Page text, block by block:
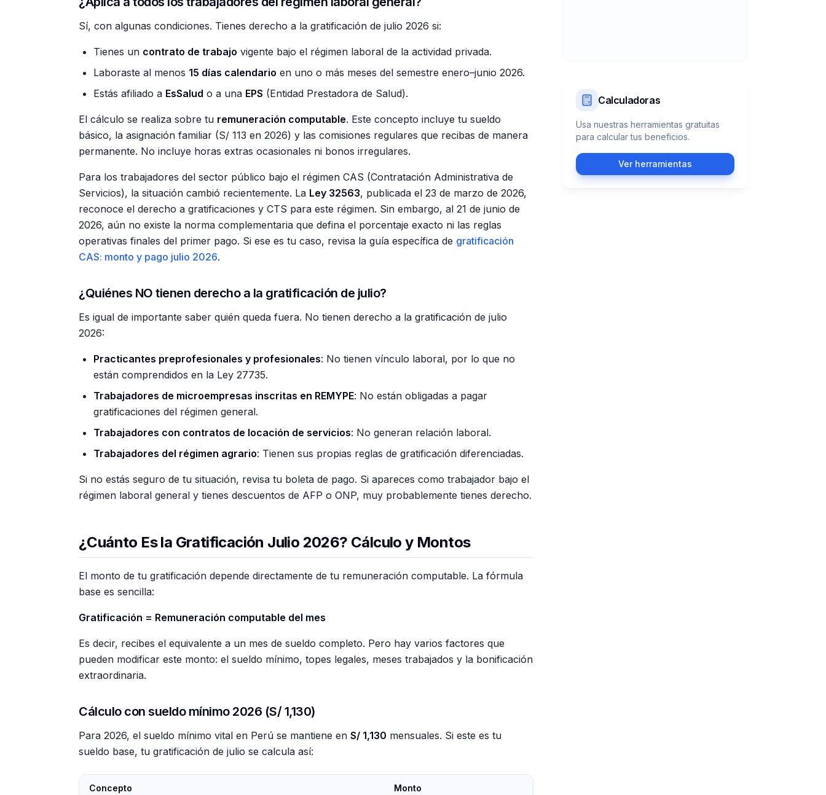
Sí, con algunas condiciones. Tienes derecho a la gratificación de julio 2026 si:
Tienes un contrato de trabajo vigente bajo el régimen laboral de la actividad privada.
Laboraste al menos 15 días calendario en uno o más meses del semestre enero–junio 2026.
Estás afiliado a EsSalud o a una EPS (Entidad Prestadora de Salud).
El cálculo se realiza sobre tu remuneración computable. Este concepto incluye tu sueldo
básico, la asignación familiar (S/ 113 en 2026) y las comisiones regulares que recibas de manera
permanente. No incluye horas extras ocasionales ni bonos irregulares.
Para los trabajadores del sector público bajo el régimen CAS (Contratación Administrativa de
Servicios), la situación cambió recientemente. La Ley 32563, publicada el 23 de marzo de 2026,
reconoce el derecho a gratificaciones y CTS para este régimen. Sin embargo, al 21 de junio de
2026, aún no existe la norma complementaria que defina el porcentaje exacto ni las reglas
operativas finales del primer pago. Si ese es tu caso, revisa la guía específica de gratificación
CAS: monto y pago julio 2026.
¿Quiénes NO tienen derecho a la gratificación de julio?
Es igual de importante saber quién queda fuera. No tienen derecho a la gratificación de julio
2026:
Practicantes preprofesionales y profesionales: No tienen vínculo laboral, por lo que no
están comprendidos en la Ley 27735.
Trabajadores de microempresas inscritas en REMYPE: No están obligadas a pagar
gratificaciones del régimen general.
Trabajadores con contratos de locación de servicios: No generan relación laboral.
Trabajadores del régimen agrario: Tienen sus propias reglas de gratificación diferenciadas.
Si no estás seguro de tu situación, revisa tu boleta de pago. Si apareces como trabajador bajo el
régimen laboral general y tienes descuentos de AFP o ONP, muy probablemente tienes derecho.
¿Cuánto Es la Gratificación Julio 2026? Cálculo y Montos
El monto de tu gratificación depende directamente de tu remuneración computable. La fórmula
base es sencilla:
Gratificación = Remuneración computable del mes
Es decir, recibes el equivalente a un mes de sueldo completo. Pero hay varios factores que
pueden modificar este monto: el sueldo mínimo, topes legales, meses trabajados y la bonificación
extraordinaria.
Cálculo con sueldo mínimo 2026 (S/ 1,130)
Para 2026, el sueldo mínimo vital en Perú se mantiene en S/ 1,130 mensuales. Si este es tu
sueldo base, tu gratificación de julio se calcula así:
Concepto Monto
Calculadoras
Usa nuestras herramientas gratuitas
para calcular tus beneficios.
Ver herramientas